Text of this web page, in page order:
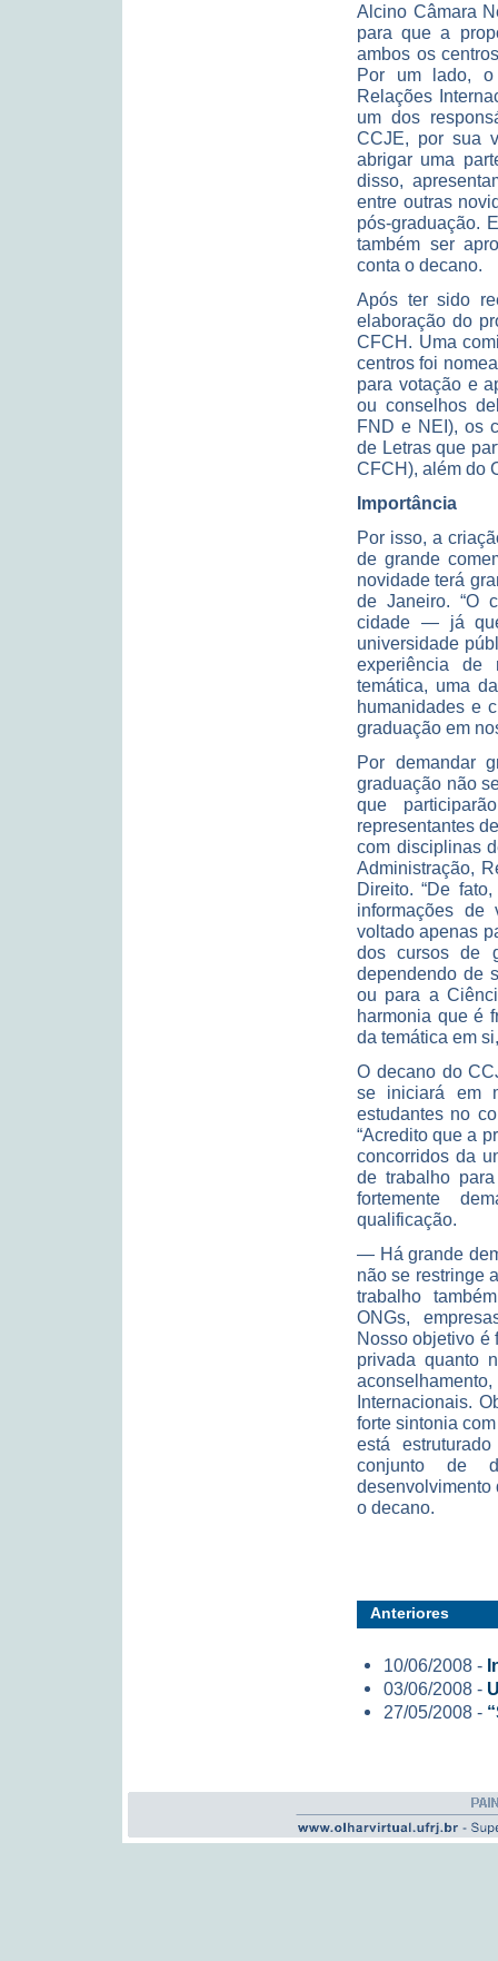
Alcino Câmara
para que a
ambos os
Por um lado, o
Relações
um dos
CCJE, por sua
abrigar uma
disso,
entre outras
pós-graduação.
também ser
conta o decano.
Após ter sido
elaboração do
CFCH. Uma
centros foi
para votação e
ou conselhos
FND e NEI), os
de Letras que
CFCH), além do
Importância
Por isso, a
de grande
novidade terá
de Janeiro. “O
cidade — já
universidade
experiência de
temática, uma
humanidades e
graduação em
Por demandar
graduação não
que
representantes
com disciplinas
Administração,
Direito. “De
informações de
voltado apenas
dos cursos de
dependendo de
ou para a
harmonia que é
da temática em
O decano do
se iniciará em
estudantes no
“Acredito que a
concorridos da
de trabalho
fortemente
qualificação.
— Há grande
não se restringe
trabalho
ONGs,
Nosso objetivo é
privada quanto
Internacionais.
forte sintonia
está
conjunto de
o decano.
Anteriores
10/06/2008 -
03/06/2008 -
27/05/2008 -